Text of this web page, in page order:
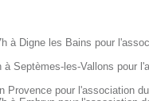
à Digne les Bains pour
à Septèmes-les-Vallons pour
Provence pour l'association